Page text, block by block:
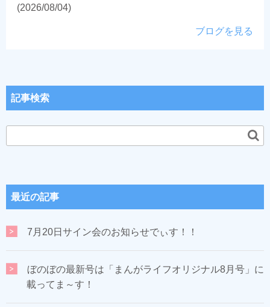
(2026/08/04)
ブログを見る
記事検索
最近の記事
7月20日サイン会のお知らせでぃす！！
ぼのぼの最新号は「まんがライフオリジナル8月号」に
載ってま～す！